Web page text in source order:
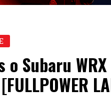
o Subaru